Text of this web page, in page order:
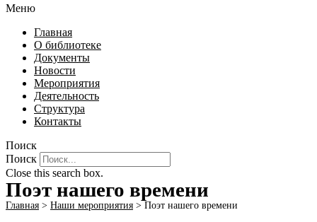
Меню
Главная
О библиотеке
Документы
Новости
Мероприятия
Деятельность
Структура
Контакты
Поиск
Поиск
Close this search box.
Поэт нашего времени
Главная > Наши мероприятия > Поэт нашего времени